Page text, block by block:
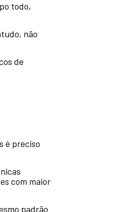
todo,
não
de
é preciso
com maior
padrão